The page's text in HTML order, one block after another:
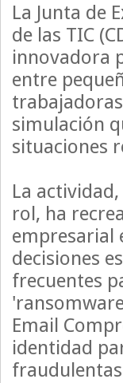
La Junta de
de las TIC
innovadora
entre
simulación
situaciones
La
rol, ha
empresarial
decisiones
frecuentes
Email
identidad